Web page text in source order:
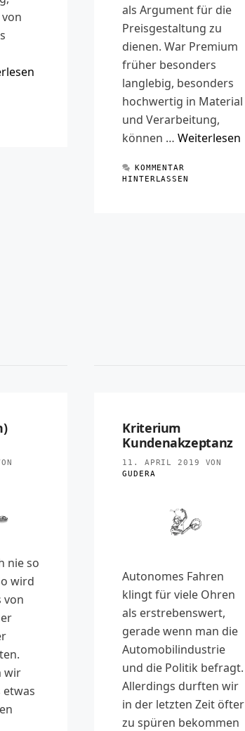
als Argument für die
Preisgestaltung zu
dienen. War Premium
früher besonders
langlebig, besonders
hochwertig in Material
und Verarbeitung,
können …Weiterlesen
KOMMENTAR
HINTERLASSEN
nie so
wird
von
wir
etwas
Kriterium
Kundenakzeptanz
11. APRIL 2019
VON
GUDERA
Autonomes Fahren
klingt für viele Ohren
als erstrebenswert,
gerade wenn man die
Automobilindustrie
und die Politik befragt.
Allerdings durften wir
in der letzten Zeit öfter
zu spüren bekommen